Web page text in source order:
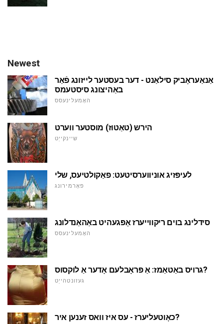
Newest
אַנאַעראָביק סילאַנט - דער בעסטער לייזונג פֿאַר
באַהיצונג סיסטעמס
האָמעלינעסס
הירש (טאַטוז) מוסטער ווערט
שיינקייַט
לעיפּזיג אוניווערסיטעט: פאַקולטיעס, שלי
פאָרמירונג
סידלינג בוים ריקווייערז אָפּגעהיט באַהאַנדלונג
האָמעלינעסס
גרויס באַטאַמז: אַ פּראָבלעם אָדער אַ לוקסוס?
געזונטהייַט
כאָוטעליערז - עס איז וואס זענען איר?